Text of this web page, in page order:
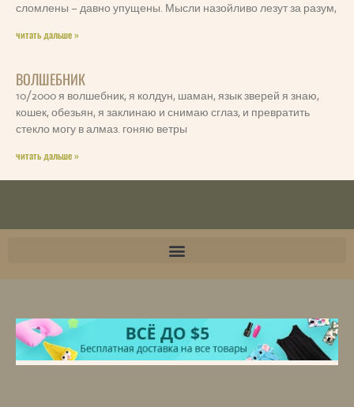
сломлены – давно упущены. Мысли назойливо лезут за разум,
читать дальше »
ВОЛШЕБНИК
10/2000 я волшебник, я колдун, шаман, язык зверей я знаю,
кошек, обезьян, я заклинаю и снимаю сглаз, и превратить
стекло могу в алмаз. гоняю ветры
читать дальше »